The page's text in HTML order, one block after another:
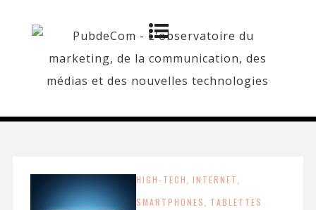
HIGH-TECH, INTERNET,
SMARTPHONES, TABLETTES